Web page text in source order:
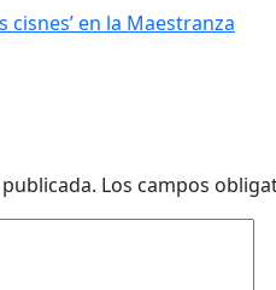
cisnes’ en la Maestranza
Los campos